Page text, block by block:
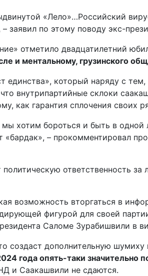
«Лело»…Российский
заявил по этому поводу экс-
отметило двадцатилетний
и ментальному, грузинского
который наряду с
внутрипартийные склоки
как гарантия сплочения своих
хотим бороться и быть в
– прокомментировал
ответственность
возможность вторгаться в
фигурой для своей
Саломе Зурабишвили в
создаст дополнительную
года опять-таки значительно
и Саакашвили не сдаются.